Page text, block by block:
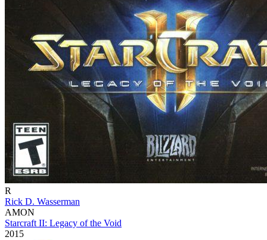
R
Rick D. Wasserman
AMON
Starcraft II: Legacy of the Void
2015